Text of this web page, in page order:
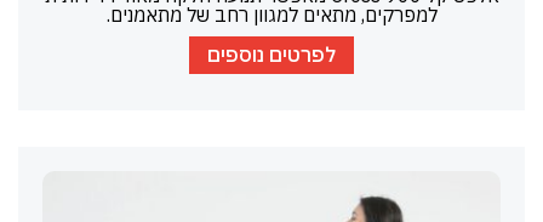
למפרקים, מתאים למגוון רחב של מתאמנים.
לפרטים נוספים